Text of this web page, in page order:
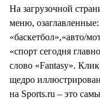
На загрузочной
меню,
«баскетбол»,«авто/
«спорт сегодня
слово «Fantasy».
щедро
на Sports.ru – это